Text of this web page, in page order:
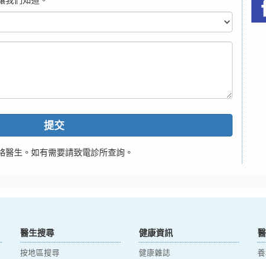
提交
生。如有需要請致電診所查詢。
醫生搜尋
按地區搜尋
健康資訊
健康雜誌